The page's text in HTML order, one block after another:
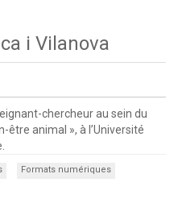
i Vilanova
chercheur au sein du
animal », à l’Université
Formats numériques